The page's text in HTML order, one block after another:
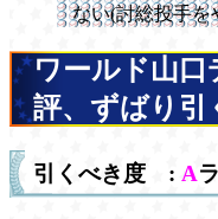
ない(討総投手を
ワールド山
評、ずばり引
引くべき度 : A